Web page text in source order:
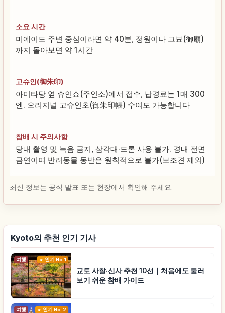
소요 시간
미에이도 주변 중심이라면 약 40분, 정원이나 고뵤(御廟)
까지 돌아보면 약 1시간
고슈인(御朱印)
아미타당 옆 슈인쇼(주인소)에서 접수, 납경료는 1매 300
엔. 오리지널 고슈인초(御朱印帳) 수여도 가능합니다
참배 시 주의사항
당내 촬영 및 녹음 금지, 삼각대·드론 사용 불가. 경내 전면
금연이며 반려동물 동반은 원칙적으로 불가(보조견 제외)
최신 정보는 공식 발표 또는 현장에서 확인해 주세요.
Kyoto의 추천 인기 기사
여행 인기 No.1
교토 사찰·신사 추천 10선｜처음에도 둘러
보기 쉬운 참배 가이드
여행 인기 No.2